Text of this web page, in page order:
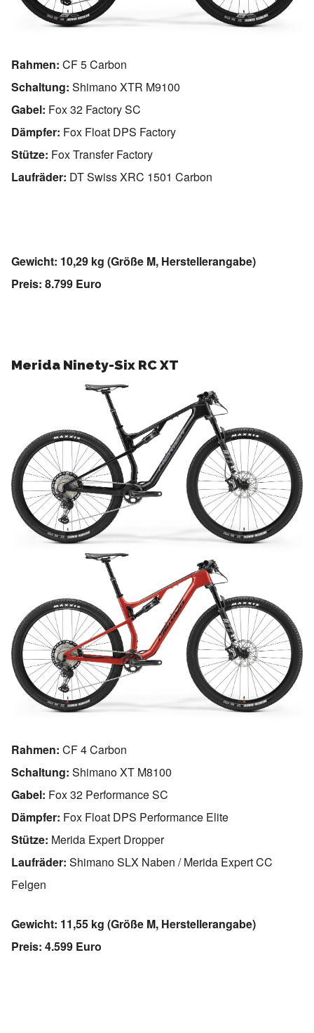
Rahmen: CF 5 Carbon
Schaltung: Shimano XTR M9100
Gabel: Fox 32 Factory SC
Dämpfer: Fox Float DPS Factory
Stütze: Fox Transfer Factory
Laufräder: DT Swiss XRC 1501 Carbon
Gewicht: 10,29 kg (Größe M, Herstellerangabe)
Preis: 8.799 Euro
Merida Ninety-Six RC XT
Rahmen: CF 4 Carbon
Schaltung: Shimano XT M8100
Gabel: Fox 32 Performance SC
Dämpfer: Fox Float DPS Performance Elite
Stütze: Merida Expert Dropper
Laufräder: Shimano SLX Naben / Merida Expert CC
Felgen
Gewicht: 11,55 kg (Größe M, Herstellerangabe)
Preis: 4.599 Euro